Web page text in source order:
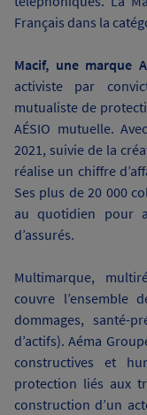
Français dans la
Macif, une marque
activiste par
mutualiste de
AÉSIO mutuelle.
2021, suivie de la
réalise un chiffre
Ses plus de 20 000
au quotidien pour
d’assurés.
Multimarque,
couvre l’ensemble
dommages, santé-
d’actifs). Aéma
constructives et
protection liés aux
construction d’un